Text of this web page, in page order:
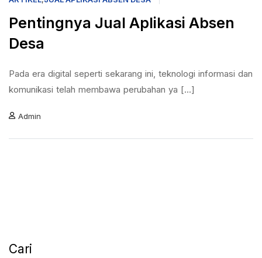
Pentingnya Jual Aplikasi Absen
Desa
Pada era digital seperti sekarang ini, teknologi informasi dan
komunikasi telah membawa perubahan ya [...]
Admin
Cari